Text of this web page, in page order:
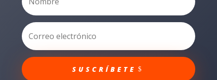
SUSCRÍBETE